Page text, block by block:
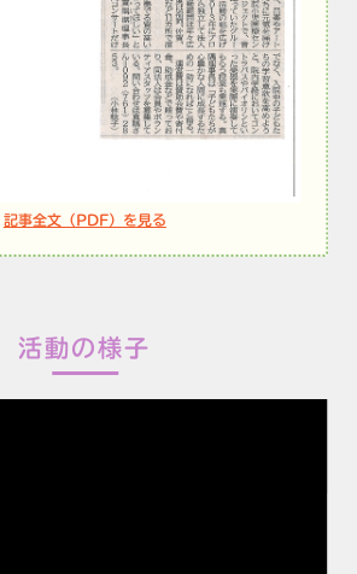
記事全文（PDF）を見る
活動の様子